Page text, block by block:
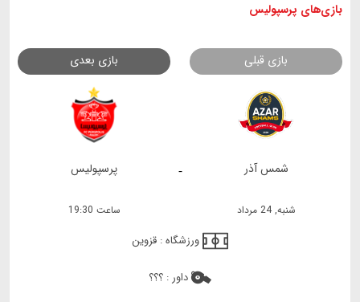
بازی های پرسپولیس
بازی قبلی بازی بعدی
- شمس آذر پرسپولیس
شنبه, 24 مرداد ساعت 19:30
ورزشگاه : قزوین
داور : ؟؟؟